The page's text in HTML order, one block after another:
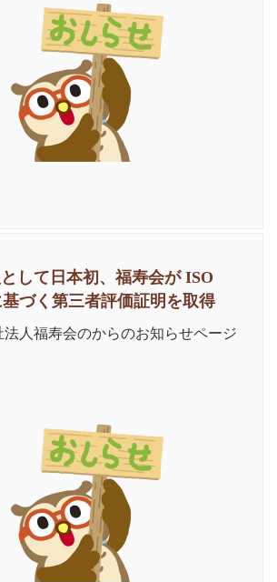
して日本初、福寿会が ISO
基づく第三者評価証明を取得
人福寿会のからのお知らせページ